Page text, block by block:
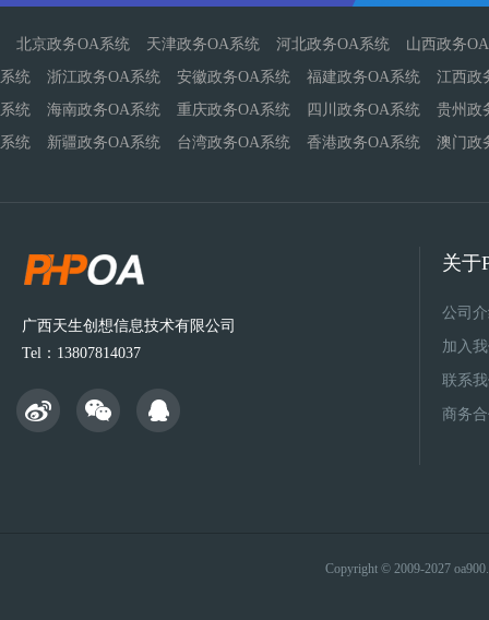
北京政务OA系统 天津政务OA系统 河北政务OA系统
山西政务
系统
浙江政务OA系统 安徽政务OA系统 福建政务OA系统
江西政
系统
海南政务OA系统 重庆政务OA系统 四川政务OA系统
贵州政
系统
新疆政务OA系统 台湾政务OA系统 香港政务OA系统 澳门政
广西天生创想信息技术有限公司
Tel：13807814037
关于
公司
加入
联系
商务
Copyright © 2009-2027